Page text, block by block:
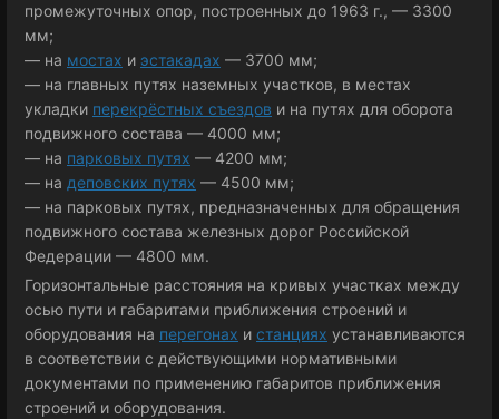
промежуточных опор, построенных до 1963 г., — 3300
мм;
— на мостах и эстакадах — 3700 мм;
— на главных путях наземных участков, в местах
укладки перекрёстных съездов и на путях для оборота
подвижного состава — 4000 мм;
— на парковых путях — 4200 мм;
— на деповских путях — 4500 мм;
— на парковых путях, предназначенных для обращения
подвижного состава железных дорог Российской
Федерации — 4800 мм.
Горизонтальные расстояния на кривых участках между
осью пути и габаритами приближения строений и
оборудования на перегонах и станциях устанавливаются
в соответствии с действующими нормативными
документами по применению габаритов приближения
строений и оборудования.